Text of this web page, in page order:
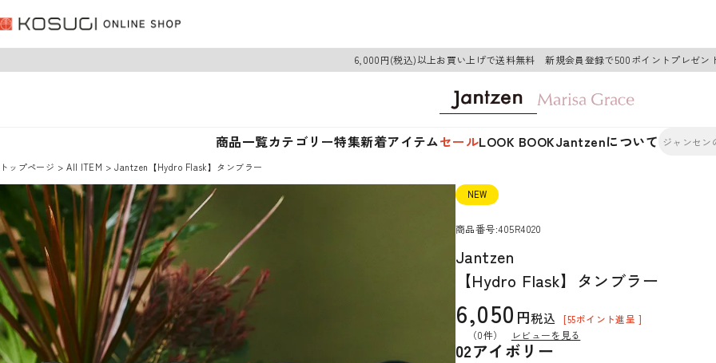
6,000円(税込)以上お買い上げで送料無料 新規会員登録で500ポイントプレゼン
商品一覧カテゴリー特集新着アイテムセールLOOK BOOKJantzenについて
トップページ AII ITEM Jantzen【Hydro Flask】タンブラー
NEW
商品番号 405R4020
Jantzen
【Hydro Flask】タンブラー
6,050 税込 [55ポイント進呈 ]
（0件）
レビューを見る
02アイボリー